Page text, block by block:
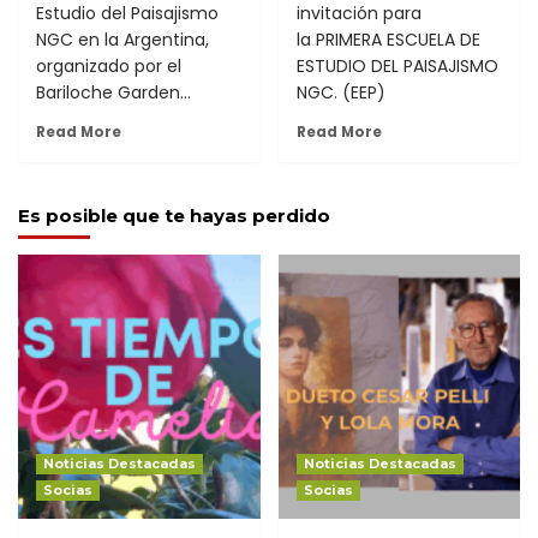
Estudio del Paisajismo
NGC en la Argentina,
organizado por el
Bariloche Garden...
Read More
invitación para
la PRIMERA ESCUELA DE
ESTUDIO DEL PAISAJISMO
NGC. (EEP)
Read More
Es posible que te hayas perdido
Noticias Destacadas
Socias
Noticias Destacadas
Socias